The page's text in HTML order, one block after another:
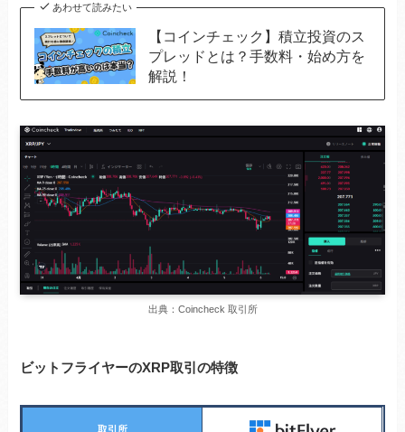
あわせて読みたい
【コインチェック】積立投資のス
プレッドとは？手数料・始め方を
解説！
出典：Coincheck 取引所
ビットフライヤーのXRP取引の特徴
取引所